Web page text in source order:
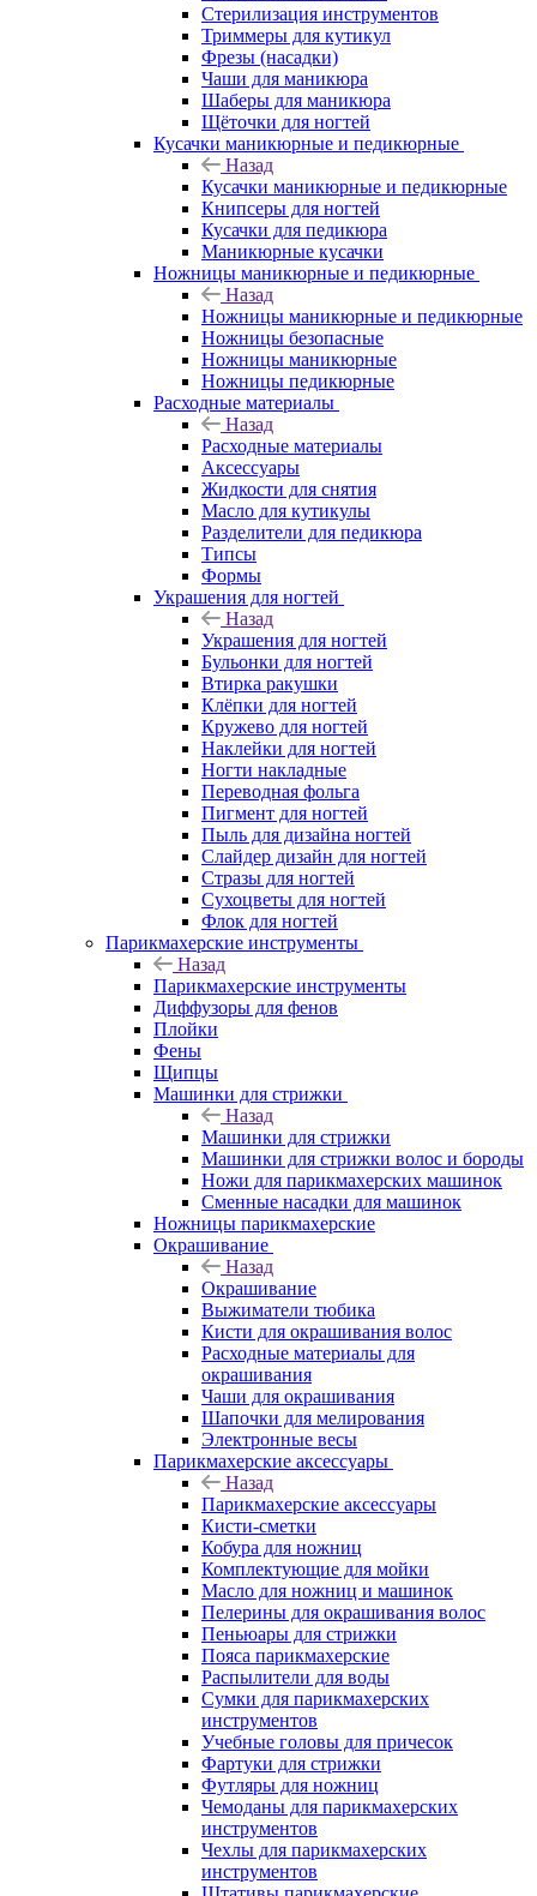
Стерилизация инструментов
Триммеры для кутикул
Фрезы (насадки)
Чаши для маникюра
Шаберы для маникюра
Щёточки для ногтей
Кусачки маникюрные и педикюрные
Назад
Кусачки маникюрные и педикюрные
Книпсеры для ногтей
Кусачки для педикюра
Маникюрные кусачки
Ножницы маникюрные и педикюрные
Назад
Ножницы маникюрные и педикюрные
Ножницы безопасные
Ножницы маникюрные
Ножницы педикюрные
Расходные материалы
Назад
Расходные материалы
Аксессуары
Жидкости для снятия
Масло для кутикулы
Разделители для педикюра
Типсы
Формы
Украшения для ногтей
Назад
Украшения для ногтей
Бульонки для ногтей
Втирка ракушки
Клёпки для ногтей
Кружево для ногтей
Наклейки для ногтей
Ногти накладные
Переводная фольга
Пигмент для ногтей
Пыль для дизайна ногтей
Слайдер дизайн для ногтей
Стразы для ногтей
Сухоцветы для ногтей
Флок для ногтей
Парикмахерские инструменты
Назад
Парикмахерские инструменты
Диффузоры для фенов
Плойки
Фены
Щипцы
Машинки для стрижки
Назад
Машинки для стрижки
Машинки для стрижки волос и бороды
Ножи для парикмахерских машинок
Сменные насадки для машинок
Ножницы парикмахерские
Окрашивание
Назад
Окрашивание
Выжиматели тюбика
Кисти для окрашивания волос
Расходные материалы для
окрашивания
Чаши для окрашивания
Шапочки для мелирования
Электронные весы
Парикмахерские аксессуары
Назад
Парикмахерские аксессуары
Кисти-сметки
Кобура для ножниц
Комплектующие для мойки
Масло для ножниц и машинок
Пелерины для окрашивания волос
Пеньюары для стрижки
Пояса парикмахерские
Распылители для воды
Сумки для парикмахерских
инструментов
Учебные головы для причесок
Фартуки для стрижки
Футляры для ножниц
Чемоданы для парикмахерских
инструментов
Чехлы для парикмахерских
инструментов